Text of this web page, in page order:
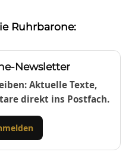
Ruhrbarone:
Newsletter
Aktuelle Texte,
direkt ins Postfach.